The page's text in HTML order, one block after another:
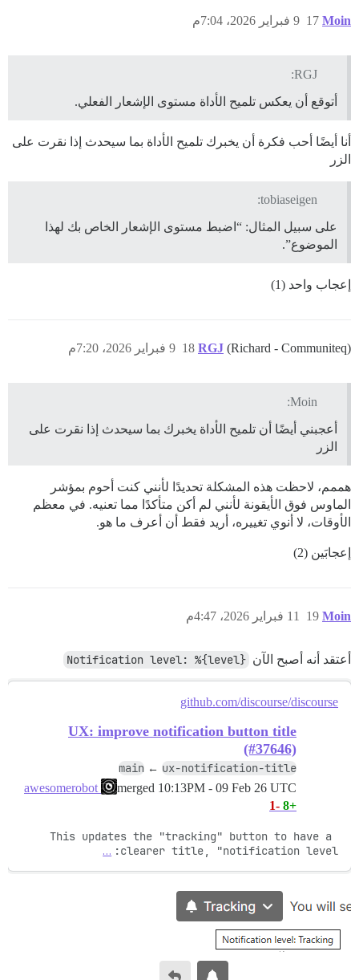
Moin 9 فبراير 2026، 7:04م 17
RGJ:
أتوقع أن يعكس تلميح الأداة مستوى الإشعار الفعلي.
أنا أيضًا أحب فكرة أن يخبرك تلميح الأداة بما سيحدث إذا نقرت على
الزر
tobiaseigen:
على سبيل المثال: “اضبط مستوى الإشعار الخاص بك لهذا
الموضوع”.
إعجاب واحد (1)
RGJ (Richard - Communiteq) 9 فبراير 2026، 7:20م 18
Moin:
أعجبني أيضًا أن تلميح الأداة يخبرك بما سيحدث إذا نقرت على
الزر
هممم، لاحظت هذه المشكلة تحديدًا لأنني كنت أحوم بمؤشر
الماوس فوق الأيقونة لأنني لم أكن متأكدًا مما تعنيه. في معظم
الأوقات، لا أنوي تغييره، أريد فقط أن أعرف ما هو.
إعجابَين (2)
Moin 11 فبراير 2026، 4:47م 19
أعتقد أنه أصبح الآن Notification level: %{level}
github.com/discourse/discourse
UX: improve notification button title
(#37646)
main ← ux-notification-title
merged 10:13PM - 09 Feb 26 UTC
+8
-1
This updates the "tracking" button to have a
clearer title, "notification level:
…